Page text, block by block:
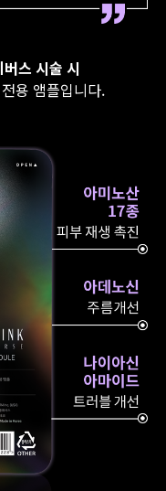
스 시술 시
용 앰플입니다.